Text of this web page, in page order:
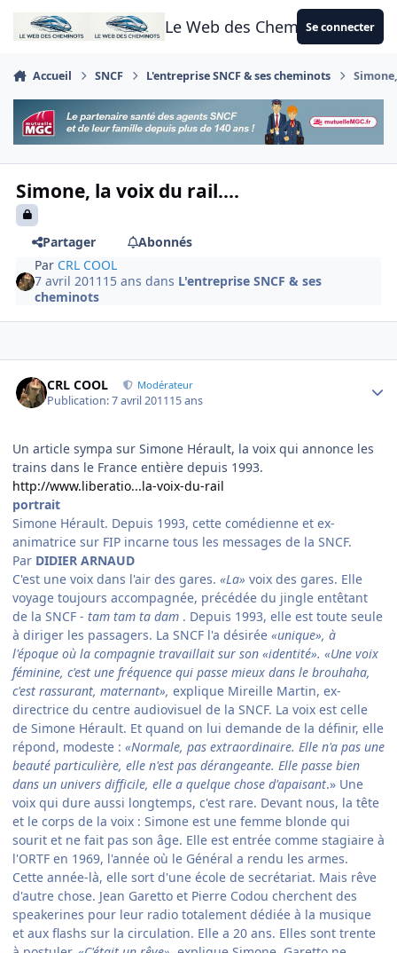
Aller au contenu
Le Web des CheminotsSe connecter
Accueil SNCF L'entreprise SNCF & ses cheminots
Simone, la voix du rail....
Partager
Abonnés
Par CRL COOL
7 avril 2011 15 ans dans L'entreprise SNCF & ses
cheminots
CRL COOL Modérateur
Publication:7 avril 201115 ans
Un article sympa sur Simone Hérault, la voix qui annonce les
trains dans le France entière depuis 1993.
http://www.liberatio...la-voix-du-rail
portrait
Simone Hérault. Depuis 1993, cette comédienne et ex-
animatrice sur FIP incarne tous les messages de la SNCF.
Par DIDIER ARNAUD
C'est une voix dans l'air des gares. «La» voix des gares. Elle
voyage toujours accompagnée, précédée du jingle entêtant
de la SNCF - tam tam ta dam . Depuis 1993, elle est toute seule
à diriger les passagers. La SNCF l'a désirée «unique», à
l'époque où la compagnie travaillait sur son «identité». «Une voix
féminine, c'est une fréquence qui passe mieux dans le brouhaha,
c'est rassurant, maternant», explique Mireille Martin, ex-
directrice du centre audiovisuel de la SNCF. La voix est celle
de Simone Hérault. Et quand on lui demande de la définir, elle
répond, modeste : «Normale, pas extraordinaire. Elle n'a pas une
beauté particulière, elle n'est pas dérangeante. Elle passe bien
dans un univers difficile, elle a quelque chose d'apaisant.» Une
voix qui dure aussi longtemps, c'est rare. Devant nous, la tête
et le corps de la voix : Simone est une femme blonde qui
sourit et ne fait pas son âge. Elle est entrée comme stagiaire à
l'ORTF en 1969, l'année où le Général a rendu les armes.
Cette année-là, elle sort d'une école de secrétariat. Mais rêve
d'autre chose. Jean Garetto et Pierre Codou cherchent des
speakerines pour leur radio totalement dédiée à la musique
et aux flashs sur la circulation. Elle a 20 ans. Elles sont trente